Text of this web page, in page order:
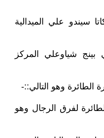
سيندو علي الميدالية
بينج شياوعلي المركز
الطائرة وهو التالي::-
لفرق الرجال وهو